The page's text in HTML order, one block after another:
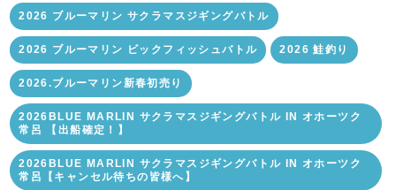
2026 ブルーマリン サクラマスジギングバトル
2026 ブルーマリン ビックフィッシュバトル 2026 鮭釣り
2026.ブルーマリン新春初売り
2026BLUE MARLIN サクラマスジギングバトル IN オホーツク
常呂 【出船確定！】
2026BLUE MARLIN サクラマスジギングバトル IN オホーツク
常呂【キャンセル待ちの皆様へ】